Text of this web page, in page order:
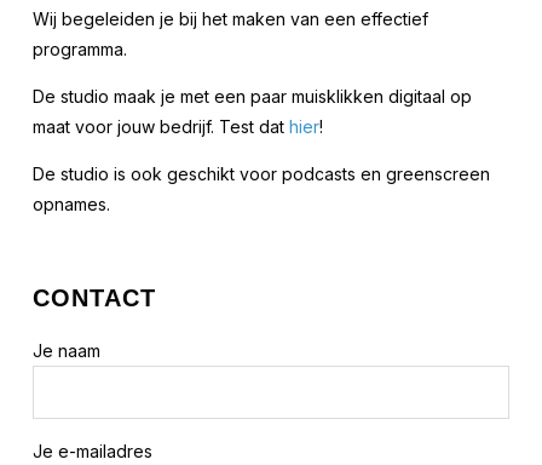
Wij begeleiden je bij het maken van een effectief
programma.
De studio maak je met een paar muisklikken digitaal op
maat voor jouw bedrijf. Test dat hier!
De studio is ook geschikt voor podcasts en greenscreen
opnames.
CONTACT
Je naam
Je e-mailadres